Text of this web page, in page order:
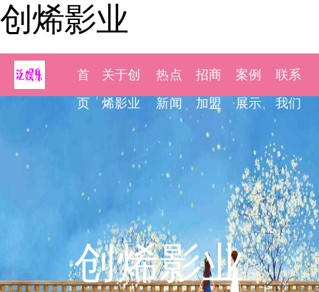
创烯影业
首
页
关于创
烯影业
热点
新闻
招商
加盟
案例
展示
联系
我们
创烯影业